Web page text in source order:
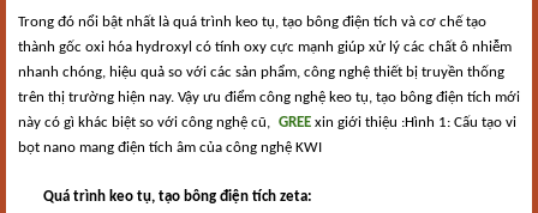
Trong đó nổi bật nhất là quá trình keo tụ, tạo bông điện tích và cơ chế tạo
thành gốc oxi hóa hydroxyl có tính oxy cực mạnh giúp xử lý các chất ô nhiễm
nhanh chóng, hiệu quả so với các sản phẩm, công nghệ thiết bị truyền thống
trên thị trường hiện nay. Vậy ưu điểm công nghệ keo tụ, tạo bông điện tích mới
này có gì khác biệt so với công nghệ cũ, GREE xin giới thiệu :Hình 1: Cấu tạo vi
bọt nano mang điện tích âm của công nghệ KWI
Quá trình keo tụ, tạo bông điện tích zeta: